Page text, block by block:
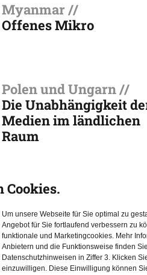
Myanmar //
Offenes Mikro
Polen und Ungarn //
Die Unabhängigkeit
Medien im ländlichen
Raum
Russland //
YouTube und globale
Plattformen
Um unsere Webseite für Sie optimal zu
Angebot für Sie fortlaufend verbessern zu
funktionale und Marketingcookies. Mehr
Anbietern und die Funktionsweise finden
Datenschutzhinweisen in Ziffer 3. Klicken
einzuwilligen. Diese Einwilligung können